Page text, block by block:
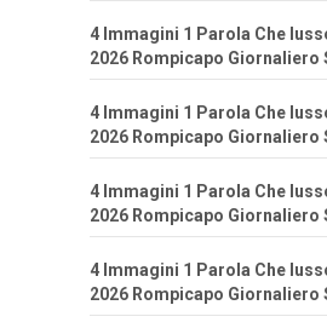
4 Immagini 1 Parola Che
2026 Rompicapo Giornaliero
4 Immagini 1 Parola Che
2026 Rompicapo Giornaliero
4 Immagini 1 Parola Che
2026 Rompicapo Giornaliero
4 Immagini 1 Parola Che
2026 Rompicapo Giornaliero